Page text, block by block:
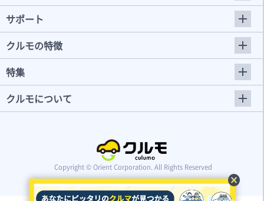
cancel
サポート
クルモの特徴
特集
クルモについて
Copyright © Orient Corporation. All Rights Reserved